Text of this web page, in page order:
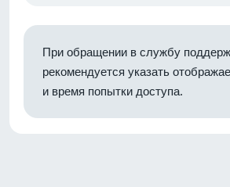
При обращении в службу
рекомендуется указать
и время попытки доступа.